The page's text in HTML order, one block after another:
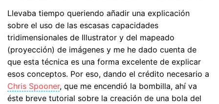
Llevaba tiempo queriendo añadir una explicación
sobre el uso de las escasas capacidades
tridimensionales de Illustrator y del mapeado
(proyección) de imágenes y me he dado cuenta de
que esta técnica es una forma excelente de explicar
esos conceptos. Por eso, dando el crédito necesario a
Chris Spooner, que me encendió la bombilla, ahí va
éste breve tutorial sobre la creación de una bola del